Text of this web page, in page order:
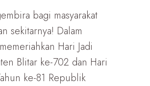
bagi masyarakat
sekitarnya! Dalam
Hari Jadi
Blitar ke-702 dan Hari
ke-81 Republik